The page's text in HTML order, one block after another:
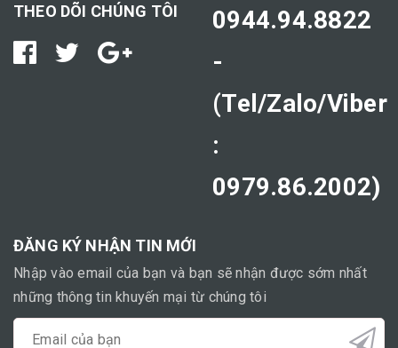
THEO DÕI CHÚNG TÔI
0944.94.8822
-
(Tel/Zalo/Viber
:
0979.86.2002)
ĐĂNG KÝ NHẬN TIN MỚI
Nhập vào email của bạn và bạn sẽ nhận được sớm nhất
những thông tin khuyến mại từ chúng tôi